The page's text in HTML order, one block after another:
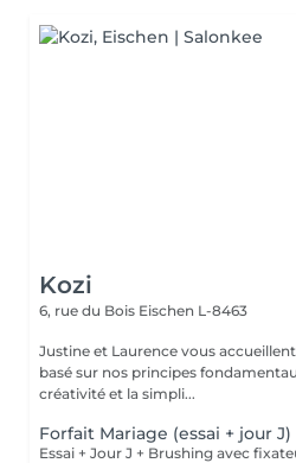
Kozi
6, rue du Bois Eischen L-8463
Justine et Laurence vous
basé sur nos principes
créativité et la simpli...
Forfait Mariage (essai + jour J)
Essai + Jour J + Brushing avec